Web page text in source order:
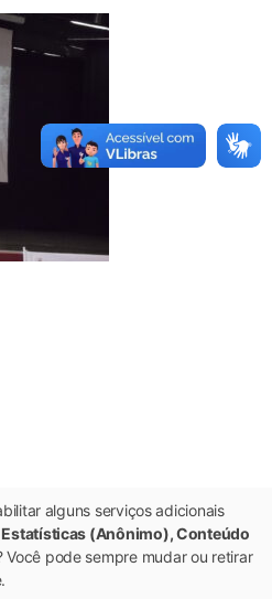
alguns serviços adicionais
(Anônimo), Conteúdo
Você pode sempre mudar ou retirar